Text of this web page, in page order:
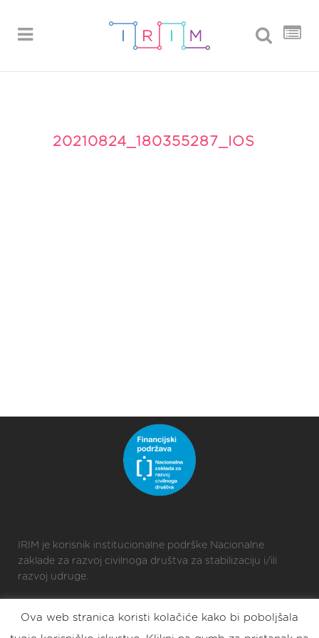
20210824_180355287_IOS
IRIM je korisnik institucionalne podrške Nacionalne
zaklade za razvoj civilnoga društva za stabilizaciju i/ili
razvoj udruge.
Ova web stranica koristi kolačiće kako bi poboljšala